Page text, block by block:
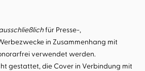
für Presse-,
in Zusammenhang mit
verwendet werden.
gestattet, die Cover in Verbindung mit